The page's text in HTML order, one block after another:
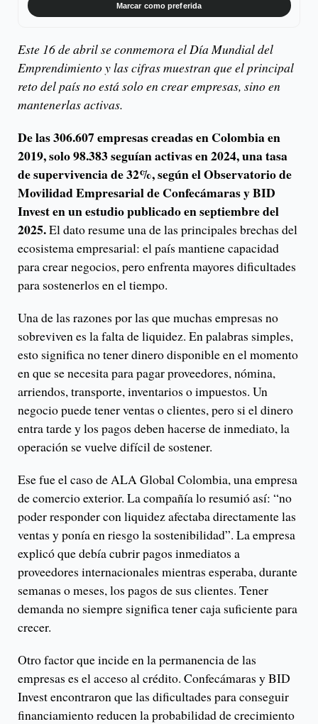
Marcar como preferida
Este 16 de abril se conmemora el Día Mundial del
Emprendimiento y las cifras muestran que el principal
reto del país no está solo en crear empresas, sino en
mantenerlas activas.
De las 306.607 empresas creadas en Colombia en
2019, solo 98.383 seguían activas en 2024, una tasa
de supervivencia de 32%, según el Observatorio de
Movilidad Empresarial de Confecámaras y BID
Investen un estudio publicado en septiembre del
2025.El dato resume una de las principales brechas del
ecosistema empresarial: el país mantiene capacidad
para crear negocios, pero enfrenta mayores dificultades
para sostenerlos en el tiempo.
Una de las razones por las que muchas empresas no
sobreviven es la falta de liquidez. En palabras simples,
esto significa no tener dinero disponible en el momento
en que se necesita para pagar proveedores, nómina,
arriendos, transporte, inventarios o impuestos. Un
negocio puede tener ventas o clientes, pero si el dinero
entra tarde y los pagos deben hacerse de inmediato, la
operación se vuelve difícil de sostener.
Ese fue el caso de ALA Global Colombia, una empresa
de comercio exterior. La compañía lo resumió así: “no
poder responder con liquidez afectaba directamente las
ventas y ponía en riesgo la sostenibilidad”. La empresa
explicó que debía cubrir pagos inmediatos a
proveedores internacionales mientras esperaba, durante
semanas o meses, los pagos de sus clientes. Tener
demanda no siempre significa tener caja suficiente para
crecer.
Otro factor que incide en la permanencia de las
empresas es el acceso al crédito. Confecámaras y BID
Invest encontraron que las dificultades para conseguir
financiamiento reducen la probabilidad de crecimiento